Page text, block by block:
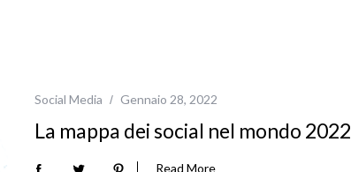
Social Media Gennaio 28, 2022
La mappa dei social nel mondo 2022
Read More